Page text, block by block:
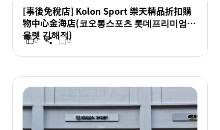
[事後免稅店] Kolon Sport 樂天精品折扣購
物中心金海店(코오롱스포츠 롯데프리미엄아
울렛 김해점)
0 0